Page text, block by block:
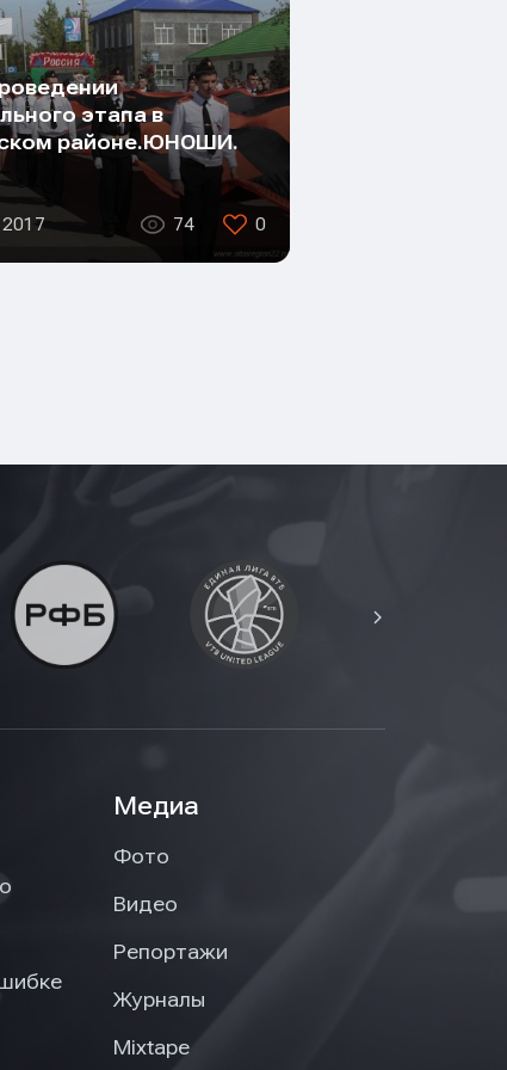
этапа в
районе.ЮНОШИ.
74 0
Медиа
Фото
Видео
Репортажи
Журналы
Mixtape